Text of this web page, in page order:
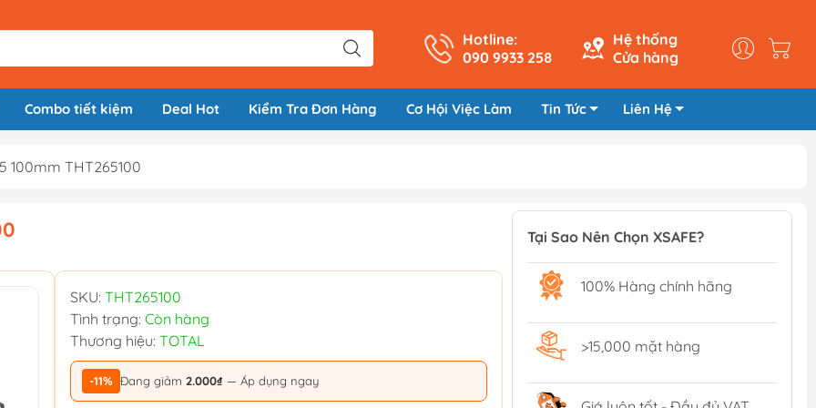
Hotline:
090 9933 258
Hệ thống
Cửa hàng
Combo tiết kiệm Deal Hot Kiểm Tra Đơn Hàng Cơ Hội Việc Làm Tin Tức Liên Hệ
100mm THT265100
SKU: THT265100
Tình trạng: Còn hàng
Thương hiệu: TOTAL
-11% Đang giảm 2.000₫ — Áp dụng ngay
Tại Sao Nên Chọn XSAFE?
100% Hàng chính hãng
>15,000 mặt hàng